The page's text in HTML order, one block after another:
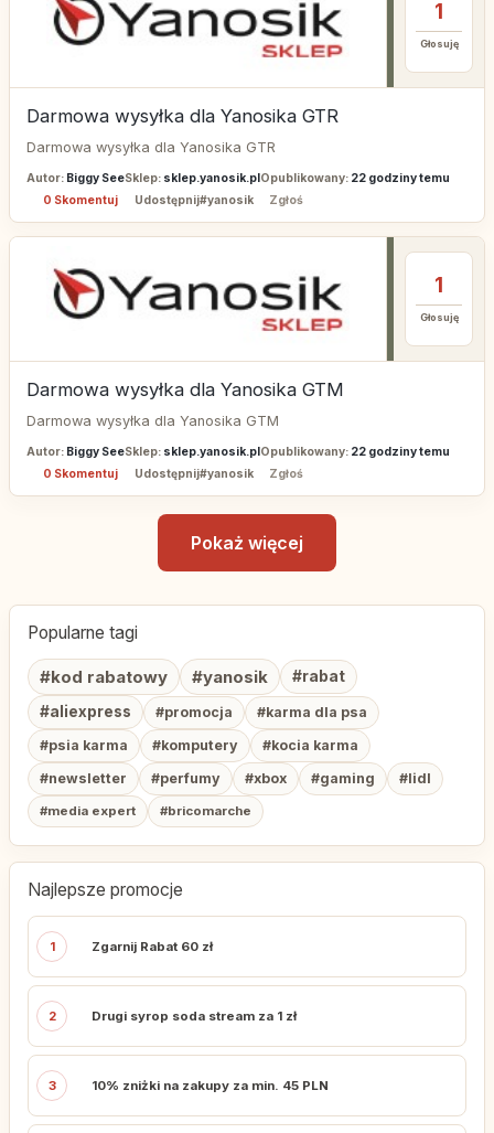
1
Głosuję
Darmowa wysyłka dla Yanosika GTR
Darmowa wysyłka dla Yanosika GTR
Autor: Biggy SeeSklep: sklep.yanosik.plOpublikowany: 22 godziny temu
0 Skomentuj Udostępnij#yanosik Zgłoś
1
Głosuję
Darmowa wysyłka dla Yanosika GTM
Darmowa wysyłka dla Yanosika GTM
Autor: Biggy SeeSklep: sklep.yanosik.plOpublikowany: 22 godziny temu
0 Skomentuj Udostępnij#yanosik Zgłoś
Pokaż więcej
Popularne tagi
#kod rabatowy #yanosik
#rabat
#aliexpress
#promocja #karma dla psa
#psia karma #komputery
#kocia karma
#newsletter
#perfumy #xbox #gaming #lidl
#media expert #bricomarche
Najlepsze promocje
1 Zgarnij Rabat 60 zł
2 Drugi syrop soda stream za 1 zł
3 10% zniżki na zakupy za min. 45 PLN